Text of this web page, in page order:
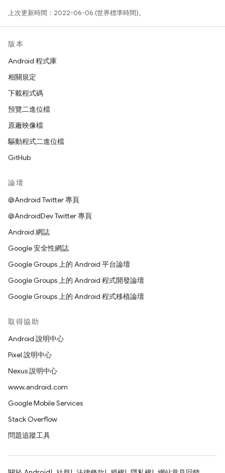
上次更新時間：2022-06-06 (世界標準時間)。
版本
Android 程式庫
相關規定
下載程式碼
預覽二進位檔
原廠映像檔
驅動程式二進位檔
GitHub
論壇
@Android Twitter 專頁
@AndroidDev Twitter 專頁
Android 網誌
Google 安全性網誌
Google Groups 上的 Android 平台論壇
Google Groups 上的 Android 程式開發論壇
Google Groups 上的 Android 程式移植論壇
取得協助
Android 說明中心
Pixel 說明中心
Nexus 說明中心
www.android.com
Google Mobile Services
Stack Overflow
問題追蹤工具